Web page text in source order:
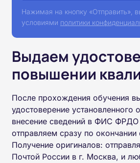
Нажимая на кнопку «Отправить»,
условиями политики
Выдаем
повышении
После прохождения обучения
удостоверение установленного
внесение сведений в ФИС ФРДО
отправляем сразу по окончании
Получение оригиналов:
Почтой России в г. Москва, и